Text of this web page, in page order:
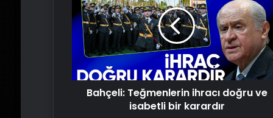
doğru
ve
isabetli
Bahçeli: Teğmenlerin ihracı doğru ve
isabetli bir karardır